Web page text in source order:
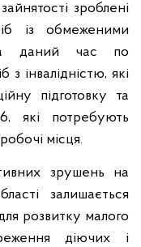
зроблені
із обмеженими
даний час по
з інвалідністю, які
підготовку та
які потребують
місця.
зрушень на
залишається
розвитку малого
діючих і